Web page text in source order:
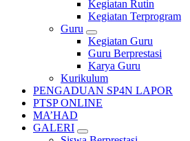
Kegiatan Rutin
Kegiatan Terprogram
Guru
Kegiatan Guru
Guru Berprestasi
Karya Guru
Kurikulum
PENGADUAN SP4N LAPOR
PTSP ONLINE
MA’HAD
GALERI